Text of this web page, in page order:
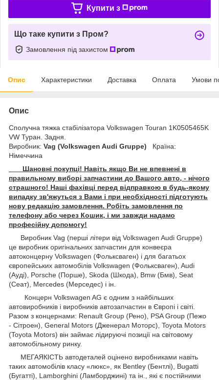
Купити з
Що таке купити з Пром?
Замовлення під захистом
Опис Характеристики Доставка Оплата Умови
Опис
Сполучна тяжка стабілізатора Volkswagen Touran 1K0505465K
VW Туран. Задня.
Виробник: Vag (Volkswagen Audi Gruppe)
Країна:
Німеччина
Шановні покупці! Навіть якщо Ви не впевнені в
правильному виборі запчастини до Вашого авто, - нічого
страшного! Наші фахівці перед відправкою в будь-якому
випадку зв'яжуться з Вами і при необхідності підготують
нову редакцію замовлення. Робіть замовлення по
телефону або через Кошик, і ми завжди надамо
професійну допомогу!
Виробник Vag (перші літери від Volkswagen Audi Gruppe)
це виробник оригінальних запчастин для конвеєра
автоконцерну Volkswagen (Фольксваген) і для багатьох
європейських автомобілів Volkswagen (Фольксваген), Audi
(Ауді), Porsche (Порше), Skoda (Шкода), Bmw (Бмв), Seat
(Сеат), Mercedes (Мерседес) і ін.
Концерн Volkswagen AG є одним з найбільших
автовиробників і виробників автозапчастин в Європі і світі.
Разом з концернами: Renault Group (Рено), PSA Group (Пежо
- Сітроен), General Motors (Дженерал Моторс), Toyota Motors
(Toyota Motors) він займає лідируючі позиції на світовому
автомобільному ринку.
МЕГАЯКІСТЬ автодеталей оцінено виробниками навіть
таких автомобілів класу «люкс», як Bentley (Бентлі), Bugatti
(Бугатті), Lamborghini (Ламборджині) та ін., які є постійними